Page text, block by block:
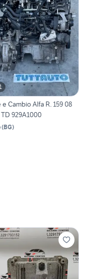
Cambio Alfa R. 159 08
929A1000
(BG)